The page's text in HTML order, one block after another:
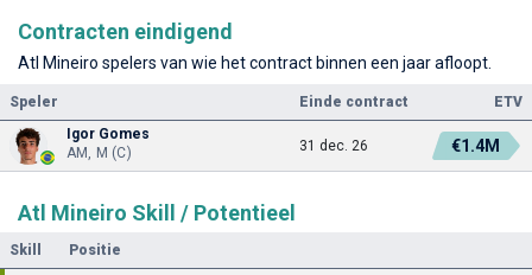
Contracten eindigend
Atl Mineiro spelers van wie het contract binnen een jaar afloopt.
Speler Einde contract
ETV
Igor Gomes
AM, M (C)
31 dec. 26 €1.4M
Atl Mineiro Skill / Potentieel
Skill Positie